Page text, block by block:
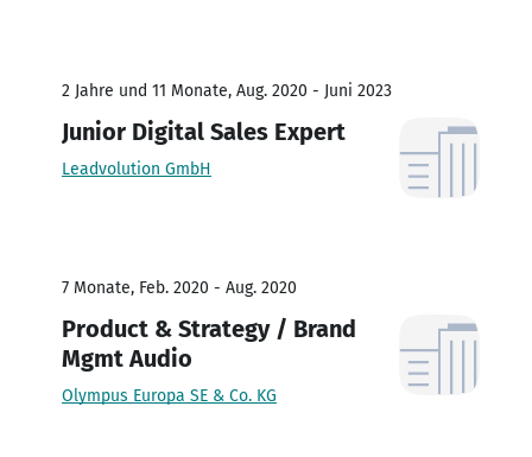
2 Jahre und 11 Monate, Aug. 2020 - Juni 2023
Junior Digital Sales Expert
Leadvolution GmbH
7 Monate, Feb. 2020 - Aug. 2020
Product & Strategy / Brand
Mgmt Audio
Olympus Europa SE & Co. KG